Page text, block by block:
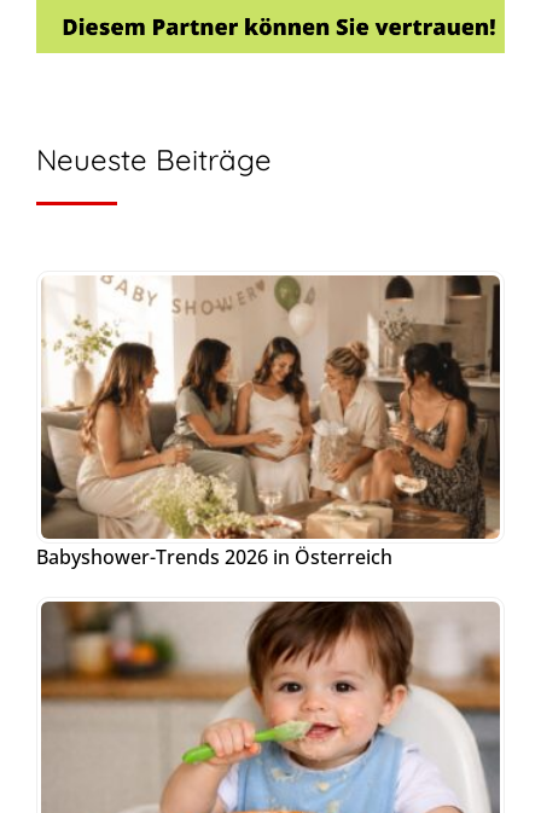
Neueste Beiträge
Babyshower-Trends 2026 in Österreich